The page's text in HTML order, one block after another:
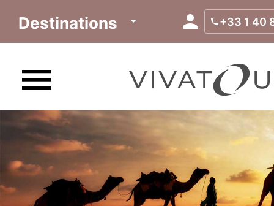
+33 1 40
Destinations